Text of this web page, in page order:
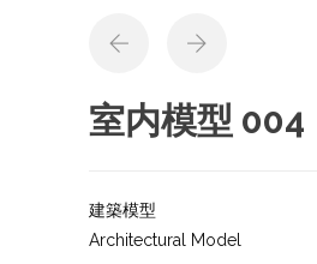
室内模型 004
建築模型
Architectural Model